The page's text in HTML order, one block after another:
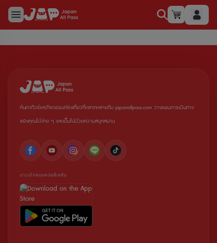
ค้นหาทัวร์และกิจกรรมท่องเที่ยวที่หลากหลายกับ japanallpass.com วางแผนการเดินทาง
ของคุณได้ง่าย ๆ และเต็มไปด้วยความสนุกสนาน
ดาวน์โหลดแอปพลิเคชัน